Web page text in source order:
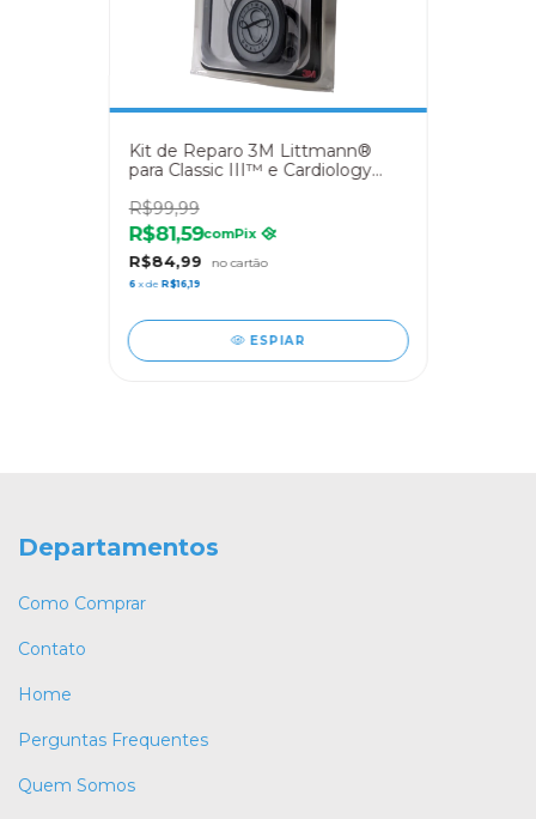
Kit de Reparo 3M Littmann®
para Classic III™ e Cardiology
R$99,99
R$84,99
R$81,59comPix
6 x de R$16,19
ESPIAR
Departamentos
Como Comprar
Contato
Home
Perguntas Frequentes
Quem Somos